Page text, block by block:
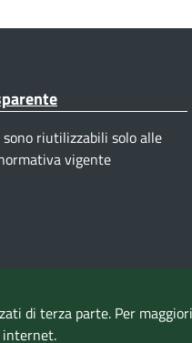
riutilizzabili solo alle
vigente
di terza parte. Per